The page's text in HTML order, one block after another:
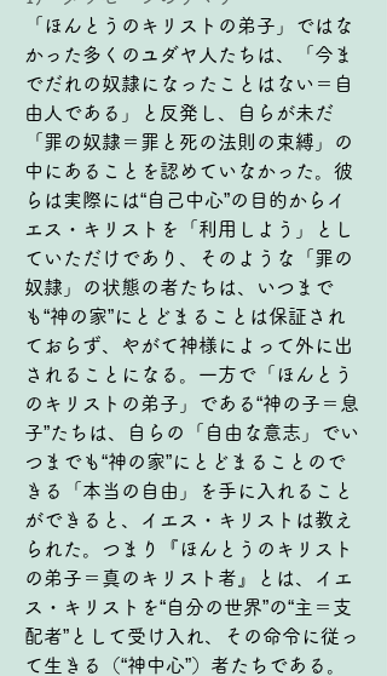
「ほんとうのキリストの弟子」ではな
かった多くのユダヤ人たちは、「今ま
でだれの奴隷になったことはない＝自
由人である」と反発し、自らが未だ
「罪の奴隷＝罪と死の法則の束縛」の
中にあることを認めていなかった。彼
らは実際には“自己中心”の目的からイ
エス・キリストを「利用しよう」とし
ていただけであり、そのような「罪の
奴隷」の状態の者たちは、いつまで
も“神の家”にとどまることは保証され
ておらず、やがて神様によって外に出
されることになる。一方で「ほんとう
のキリストの弟子」である“神の子＝息
子”たちは、自らの「自由な意志」でい
つまでも“神の家”にとどまることので
きる「本当の自由」を手に入れること
ができると、イエス・キリストは教え
られた。つまり『ほんとうのキリスト
の弟子＝真のキリスト者』とは、イエ
ス・キリストを“自分の世界”の“主＝支
配者”として受け入れ、その命令に従っ
て生きる（“神中心”）者たちである。